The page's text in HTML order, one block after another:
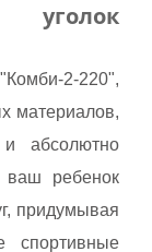
уголок
2-220",
материалов,
и абсолютно
ваш ребенок
придумывая
спортивные